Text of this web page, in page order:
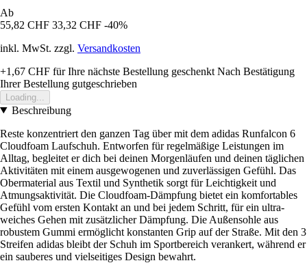
Ab
55,82 CHF 33,32 CHF -40%
inkl. MwSt. zzgl. Versandkosten
+1,67 CHF für Ihre nächste Bestellung geschenkt Nach Bestätigung
Ihrer Bestellung gutgeschrieben
Loading...
Beschreibung
Reste konzentriert den ganzen Tag über mit dem adidas Runfalcon 6
Cloudfoam Laufschuh. Entworfen für regelmäßige Leistungen im
Alltag, begleitet er dich bei deinen Morgenläufen und deinen täglichen
Aktivitäten mit einem ausgewogenen und zuverlässigen Gefühl. Das
Obermaterial aus Textil und Synthetik sorgt für Leichtigkeit und
Atmungsaktivität. Die Cloudfoam-Dämpfung bietet ein komfortables
Gefühl vom ersten Kontakt an und bei jedem Schritt, für ein ultra-
weiches Gehen mit zusätzlicher Dämpfung. Die Außensohle aus
robustem Gummi ermöglicht konstanten Grip auf der Straße. Mit den 3
Streifen adidas bleibt der Schuh im Sportbereich verankert, während er
ein sauberes und vielseitiges Design bewahrt.